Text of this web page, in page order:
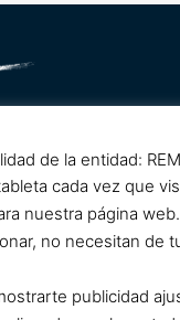
de la entidad:
cada vez que
nuestra página web.
no necesitan de
publicidad